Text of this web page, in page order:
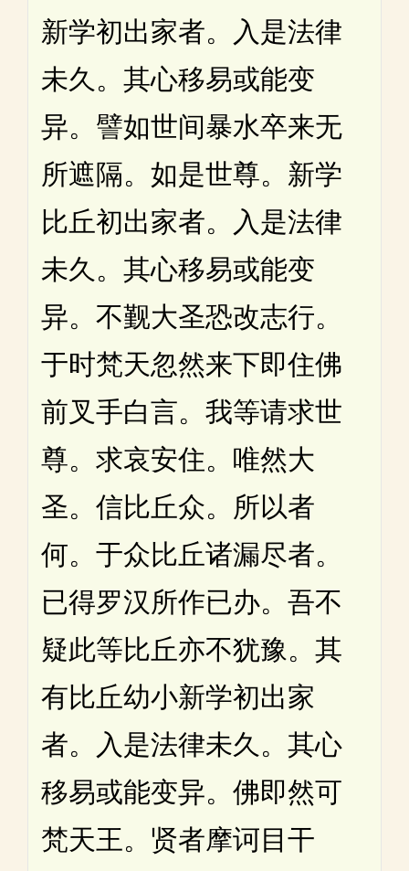
新学初出家者。入是法律
未久。其心移易或能变
异。譬如世间暴水卒来无
所遮隔。如是世尊。新学
比丘初出家者。入是法律
未久。其心移易或能变
异。不觐大圣恐改志行。
于时梵天忽然来下即住佛
前叉手白言。我等请求世
尊。求哀安住。唯然大
圣。信比丘众。所以者
何。于众比丘诸漏尽者。
已得罗汉所作已办。吾不
疑此等比丘亦不犹豫。其
有比丘幼小新学初出家
者。入是法律未久。其心
移易或能变异。佛即然可
梵天王。贤者摩诃目干